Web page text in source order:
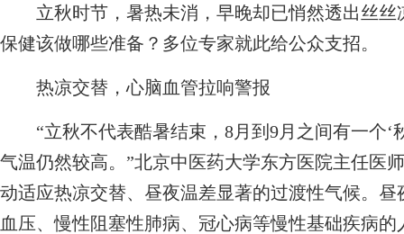
立秋时节，暑热未消，早晚却已悄然透出丝丝
保健该做哪些准备？多位专家就此给公众支招。
热凉交替，心脑血管拉响警报
“立秋不代表酷暑结束，8月到9月之间有一个‘
气温仍然较高。”北京中医药大学东方医院主任医
动适应热凉交替、昼夜温差显著的过渡性气候。
血压、慢性阻塞性肺病、冠心病等慢性基础疾病